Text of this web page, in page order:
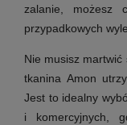
zalanie, możesz
przypadkowych
Nie musisz
tkanina Amon
Jest to idealny
i komercyjnych,